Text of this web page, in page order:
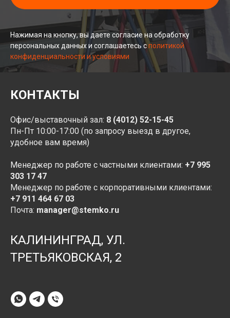
Нажимая на кнопку, вы даете согласие на обработку
персональных данных и соглашаетесь cполитикой
конфиденциальности и условиями
КОНТАКТЫ
Офис/выставочный зал: 8 (4012) 52-15-45
Пн-Пт 10:00-17:00 (по запросу выезд в другое,
удобное вам время)
Менеджер по работе с частными клиентами: +7 995
303 17 47
Менеджер по работе с корпоративными клиентами:
+7 911 464 67 03
Почта: manager@stemko.ru
КАЛИНИНГРАД, УЛ.
ТРЕТЬЯКОВСКАЯ, 2